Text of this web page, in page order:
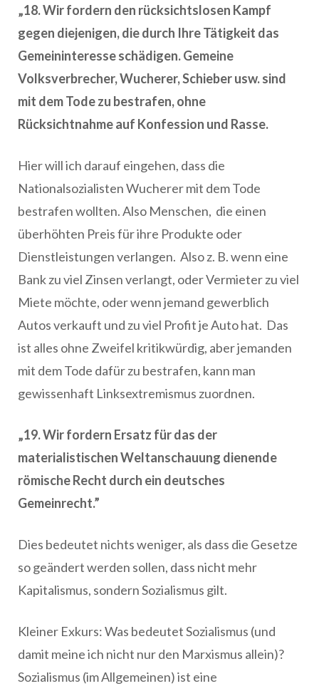
„18. Wir fordern den rücksichtslosen Kampf
gegen diejenigen, die durch Ihre Tätigkeit das
Gemeininteresse schädigen. Gemeine
Volksverbrecher, Wucherer, Schieber usw. sind
mit dem Tode zu bestrafen, ohne
Rücksichtnahme auf Konfession und Rasse.
Hier will ich darauf eingehen, dass die
Nationalsozialisten Wucherer mit dem Tode
bestrafen wollten. Also Menschen, die einen
überhöhten Preis für ihre Produkte oder
Dienstleistungen verlangen. Also z. B. wenn eine
Bank zu viel Zinsen verlangt, oder Vermieter zu viel
Miete möchte, oder wenn jemand gewerblich
Autos verkauft und zu viel Profit je Auto hat. Das
ist alles ohne Zweifel kritikwürdig, aber jemanden
mit dem Tode dafür zu bestrafen, kann man
gewissenhaft Linksextremismus zuordnen.
„19. Wir fordern Ersatz für das der
materialistischen Weltanschauung dienende
römische Recht durch ein deutsches
Gemeinrecht.”
Dies bedeutet nichts weniger, als dass die Gesetze
so geändert werden sollen, dass nicht mehr
Kapitalismus, sondern Sozialismus gilt.
Kleiner Exkurs: Was bedeutet Sozialismus (und
damit meine ich nicht nur den Marxismus allein)?
Sozialismus (im Allgemeinen) ist eine